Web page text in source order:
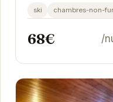
cadre idyllique pour
ski chambres-non-
68€ /